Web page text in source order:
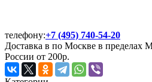
телефону:+7 (495) 740-54-20
Доставка в по Москве в пределах
России от 200р.